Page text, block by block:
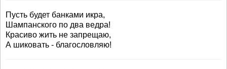
Пусть будет банками икра,
Шампанского по два ведра!
Красиво жить не запрещаю,
А шиковать - благословляю!